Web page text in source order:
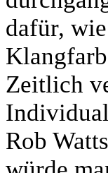
dafür,
Zeitlich
Rob